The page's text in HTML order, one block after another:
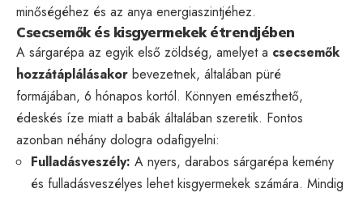
minőségéhez és az anya energiaszintjéhez.
Csecsemők és kisgyermekek étrendjében
A sárgarépa az egyik első zöldség, amelyet a csecsemők
hozzátáplálásakor bevezetnek, általában püré
formájában, 6 hónapos kortól. Könnyen emészthető,
édeskés íze miatt a babák általában szeretik. Fontos
azonban néhány dologra odafigyelni:
Fulladásveszély: A nyers, darabos sárgarépa kemény
és fulladásveszélyes lehet kisgyermekek számára. Mindig